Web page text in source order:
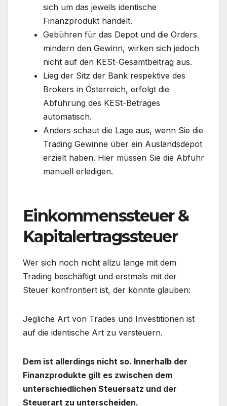
sich um das jeweils identische
Finanzprodukt handelt.
Gebühren für das Depot und die Orders
mindern den Gewinn, wirken sich jedoch
nicht auf den KESt-Gesamtbeitrag aus.
Lieg der Sitz der Bank respektive des
Brokers in Österreich, erfolgt die
Abführung des KESt-Betrages
automatisch.
Anders schaut die Lage aus, wenn Sie die
Trading Gewinne über ein Auslandsdepot
erzielt haben. Hier müssen Sie die Abfuhr
manuell erledigen.
Einkommenssteuer &
Kapitalertragssteuer
Wer sich noch nicht allzu lange mit dem
Trading beschäftigt und erstmals mit der
Steuer konfrontiert ist, der könnte glauben:
Jegliche Art von Trades und Investitionen ist
auf die identische Art zu versteuern.
Dem ist allerdings nicht so. Innerhalb der
Finanzprodukte gilt es zwischen dem
unterschiedlichen Steuersatz und der
Steuerart zu unterscheiden.